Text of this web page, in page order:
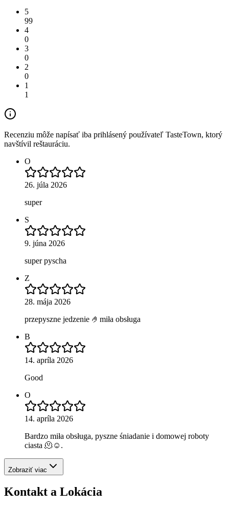
5
99
4
0
3
0
2
0
1
1
Recenziu môže napísať iba prihlásený používateľ TasteTown, ktorý
navštívil reštauráciu.
O
26. júla 2026
super
S
9. júna 2026
super pyscha
Z
28. mája 2026
przepyszne jedzenie 🤌miła obsługa
B
14. apríla 2026
Good
O
14. apríla 2026
Bardzo miła obsługa, pyszne śniadanie i domowej roboty
ciasta 🫠☺️.
Zobraziť viac
Kontakt a Lokácia